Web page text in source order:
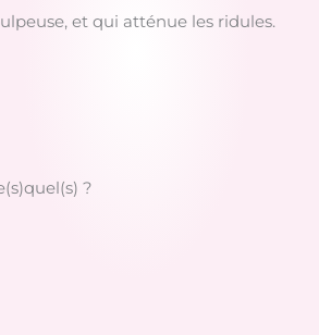
et qui atténue les ridules.
?